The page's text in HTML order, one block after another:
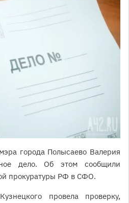
города Полысаево Валерия
дело. Об этом сообщили
прокуратуры РФ в СФО.
провела проверку,